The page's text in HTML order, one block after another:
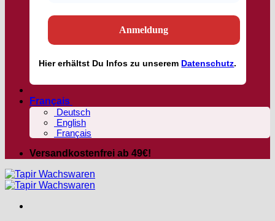
Hiererhältst Du Infos zu unserem Datenschutz.
Français
Deutsch
English
Français
Versandkostenfrei ab 49€!